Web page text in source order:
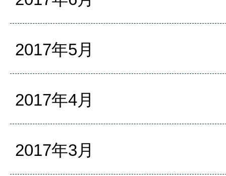
2017年5月
2017年4月
2017年3月